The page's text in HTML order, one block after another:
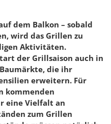
dem Balkon – sobald
wird das Grillen zu
Aktivitäten.
der Grillsaison auch in
die ihr
erweitern. Für
kommenden
eine Vielfalt an
zum Grillen